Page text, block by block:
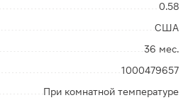
0.58
США
36 мес.
1000479657
При комнатной температуре